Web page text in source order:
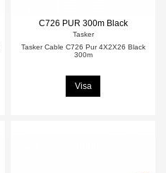
C726 PUR 300m Black
Tasker
Tasker Cable C726 Pur 4X2X26 Black
300m
Visa